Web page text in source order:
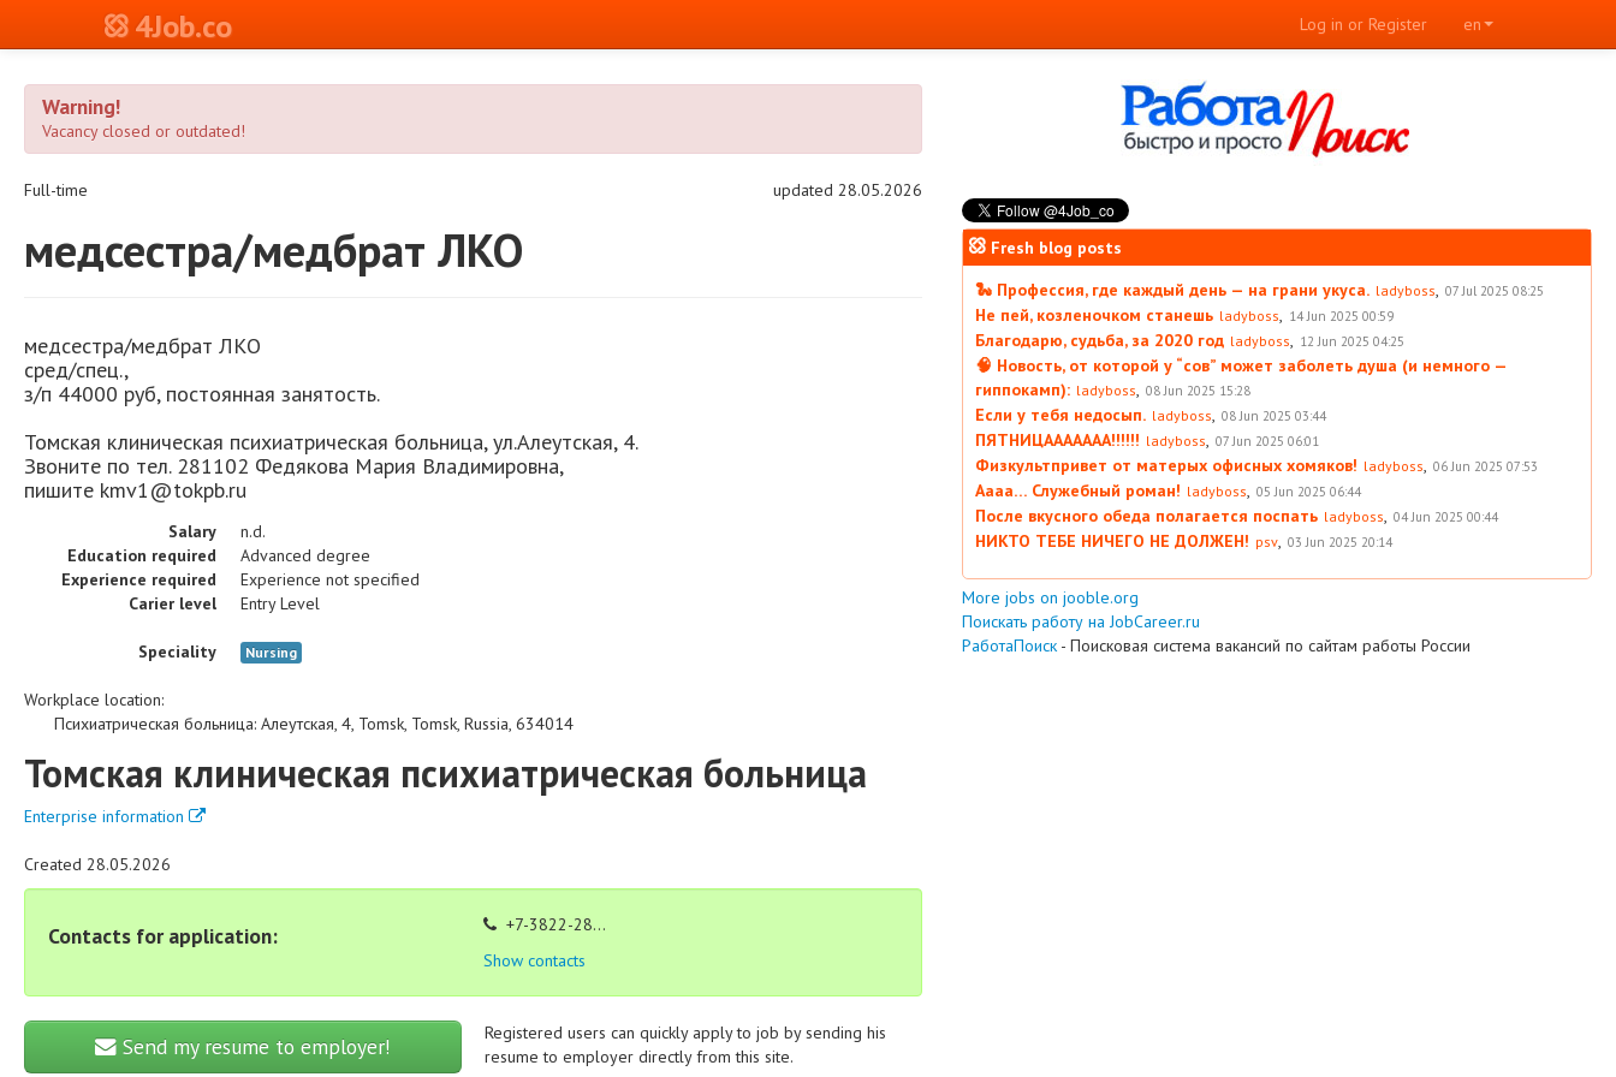
4Job.co en
Log in or Register
Warning!
Vacancy closed or outdated!
Full-time updated 28.05.2026
медсестра/медбрат ЛКО
медсестра/медбрат ЛКО
сред/спец.,
з/п 44000 руб, постоянная занятость.
Томская клиническая психиатрическая больница, ул.Алеутская, 4.
Звоните по тел. 281102 Федякова Мария Владимировна,
пишите kmv1@tokpb.ru
Salary
n.d.
Education required
Advanced degree
Experience required
Experience not specified
Carier level
Entry Level
Speciality Nursing
Workplace location:
Психиатрическая больница: Алеутская, 4, Tomsk, Tomsk, Russia, 634014
Томская клиническая психиатрическая больница
Enterprise information
Created 28.05.2026
Contacts for application:
+7-3822-28...
Show contacts
Send my resume to employer!
Registered users can quickly apply to job by sending his
resume to employer directly from this site.
Fresh blog posts
🐍 Профессия, где каждый день — на грани укуса. ladyboss, 07 Jul 2025 08:25
Не пей, козленочком станешь ladyboss, 14 Jun 2025 00:59
Благодарю, судьба, за 2020 год ladyboss, 12 Jun 2025 04:25
🧠 Новость, от которой у “сов” может заболеть душа (и немного —
гиппокамп): ladyboss, 08 Jun 2025 15:28
Если у тебя недосып. ladyboss, 08 Jun 2025 03:44
ПЯТНИЦААААААА!!!!!! ladyboss, 07 Jun 2025 06:01
Физкультпривет от матерых офисных хомяков! ladyboss, 06 Jun 2025 07:53
Аааа… Служебный роман! ladyboss, 05 Jun 2025 06:44
После вкусного обеда полагается поспать ladyboss, 04 Jun 2025 00:44
НИКТО ТЕБЕ НИЧЕГО НЕ ДОЛЖЕН! psv, 03 Jun 2025 20:14
More jobs on jooble.org
Поискать работу на JobCareer.ru
РаботаПоиск - Поисковая система вакансий по сайтам работы России